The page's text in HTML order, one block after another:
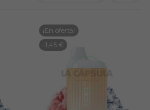
¡En oferta!
-1,45 €